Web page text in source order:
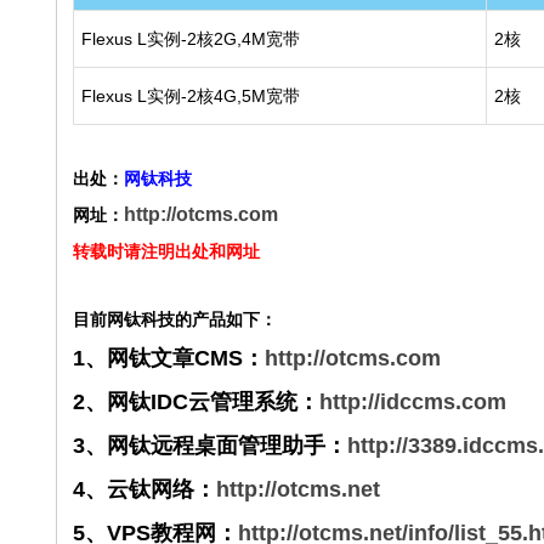
Flexus L实例-2核2G,4M宽带 2核
Flexus L实例-2核4G,5M宽带 2核
出处： 网钛科技
网址： http://otcms.com
转载时请注明出处和网址
目前网钛科技的产品如下：
1、网钛文章CMS： http://otcms.com
2、网钛IDC云管理系统： http://idccms.com
3、网钛远程桌面管理助手： http://
4、云钛网络： http://otcms.net
5、VPS教程网： http://otcms.net/info/